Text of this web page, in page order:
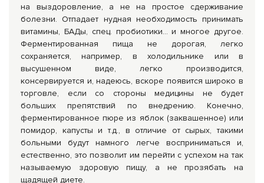
на выздоровление, а не на простое сдерживание
болезни. Отпадает нудная необходимость принимать
витамины, БАДы, спец. пробиотики… и многое другое.
Ферментированная пища не дорогая, легко
сохраняется, например, в холодильнике или в
высушенном виде, легко производится,
консервируется и, надеюсь, вскоре появится широко в
торговле, если со стороны медицины не будет
больших препятствий по внедрению. Конечно,
ферментированное пюре из яблок (заквашенное) или
помидор, капусты и т.д., в отличие от сырых, такими
больными будут намного легче восприниматься и,
естественно, это позволит им перейти с успехом на так
называемую здоровую пищу, а не прозябать на
щадящей диете.